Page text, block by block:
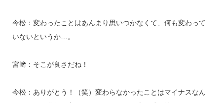
今松：変わったことはあんまり思いつかなくて、何も変わって
いないというか…。
宮﨑：そこが良さだね！
今松：ありがとう！（笑）変わらなかったことはマイナスなん